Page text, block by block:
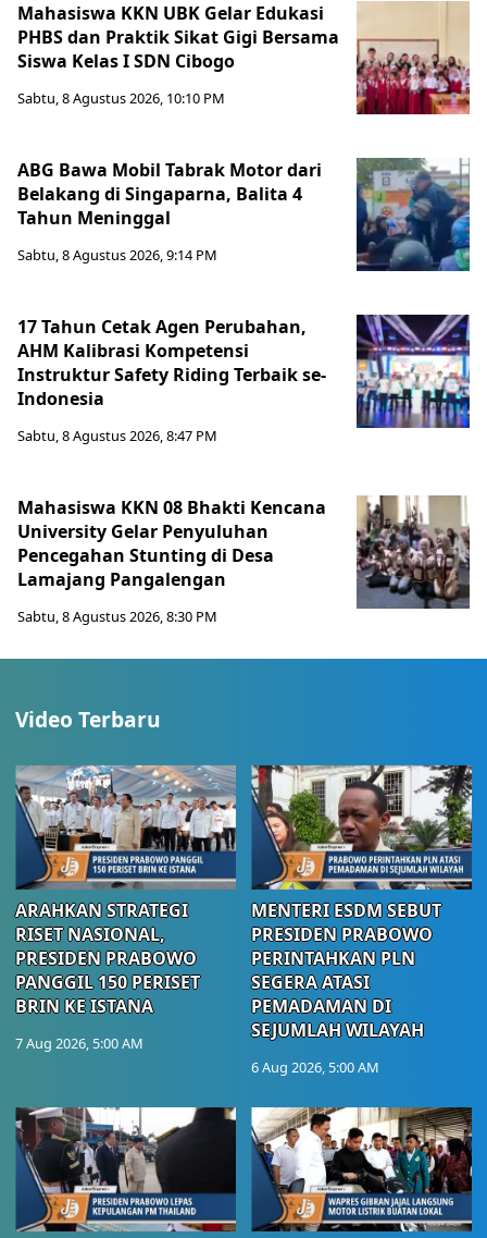
Mahasiswa KKN UBK Gelar Edukasi
PHBS dan Praktik Sikat Gigi Bersama
Siswa Kelas I SDN Cibogo
Sabtu, 8 Agustus 2026, 10:10 PM
ABG Bawa Mobil Tabrak Motor dari
Belakang di Singaparna, Balita 4
Tahun Meninggal
Sabtu, 8 Agustus 2026, 9:14 PM
17 Tahun Cetak Agen Perubahan,
AHM Kalibrasi Kompetensi
Instruktur Safety Riding Terbaik se-
Indonesia
Sabtu, 8 Agustus 2026, 8:47 PM
Mahasiswa KKN 08 Bhakti Kencana
University Gelar Penyuluhan
Pencegahan Stunting di Desa
Lamajang Pangalengan
Sabtu, 8 Agustus 2026, 8:30 PM
Video Terbaru
ARAHKAN STRATEGI
RISET NASIONAL,
PRESIDEN PRABOWO
PANGGIL 150 PERISET
BRIN KE ISTANA
7 Aug 2026, 5:00 AM
MENTERI ESDM SEBUT
PRESIDEN PRABOWO
PERINTAHKAN PLN
SEGERA ATASI
PEMADAMAN DI
SEJUMLAH WILAYAH
6 Aug 2026, 5:00 AM